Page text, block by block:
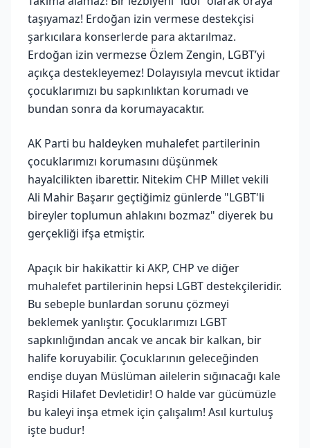
taşıyamaz! Erdoğan izin vermese destekçisi
şarkıcılara konserlerde para aktarılmaz.
Erdoğan izin vermezse Özlem Zengin, LGBT’yi
açıkça destekleyemez! Dolayısıyla mevcut iktidar
çocuklarımızı bu sapkınlıktan korumadı ve
bundan sonra da korumayacaktır.
AK Parti bu haldeyken muhalefet partilerinin
çocuklarımızı korumasını düşünmek
hayalcilikten ibarettir. Nitekim CHP Millet vekili
Ali Mahir Başarır geçtiğimiz günlerde "LGBT'li
bireyler toplumun ahlakını bozmaz" diyerek bu
gerçekliği ifşa etmiştir.
Apaçık bir hakikattir ki AKP, CHP ve diğer
muhalefet partilerinin hepsi LGBT destekçileridir.
Bu sebeple bunlardan sorunu çözmeyi
beklemek yanlıştır. Çocuklarımızı LGBT
sapkınlığından ancak ve ancak bir kalkan, bir
halife koruyabilir. Çocuklarının geleceğinden
endişe duyan Müslüman ailelerin sığınacağı kale
Raşidi Hilafet Devletidir! O halde var gücümüzle
bu kaleyi inşa etmek için çalışalım! Asıl kurtuluş
işte budur!